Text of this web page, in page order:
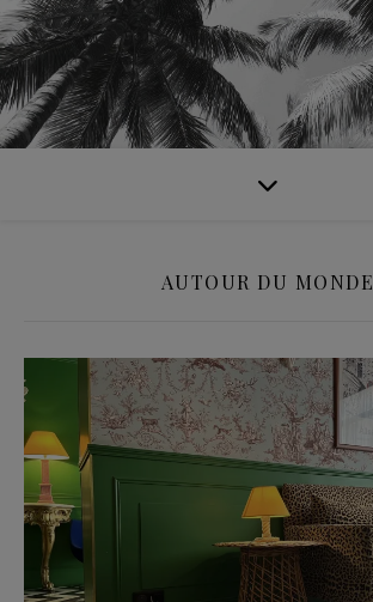
AUTOUR DU MONDE